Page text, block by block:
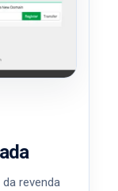
revenda